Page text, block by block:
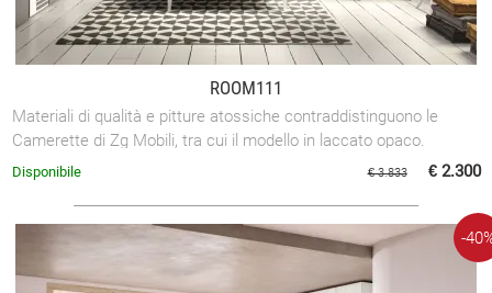
ROOM111
Materiali di qualità e pitture atossiche contraddistinguono le
Camerette di Zg Mobili, tra cui il modello in laccato opaco.
€ 3.833 € 2.300
Disponibile
-